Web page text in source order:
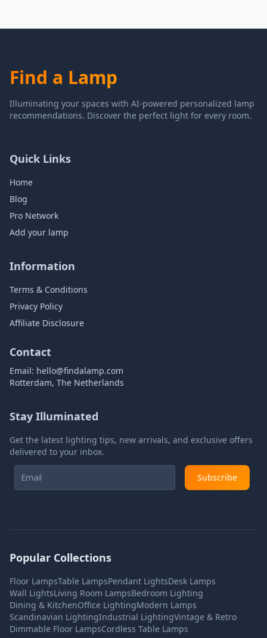
Find a Lamp
Illuminating your spaces with AI-powered personalized lamp
recommendations. Discover the perfect light for every room.
Quick Links
Home
Blog
Pro Network
Add your lamp
Information
Terms & Conditions
Privacy Policy
Affiliate Disclosure
Contact
Email: hello@findalamp.com
Rotterdam, The Netherlands
Stay Illuminated
Get the latest lighting tips, new arrivals, and exclusive offers
delivered to your inbox.
Subscribe
Popular Collections
Floor LampsTable LampsPendant LightsDesk Lamps
Wall LightsLiving Room LampsBedroom Lighting
Dining & KitchenOffice LightingModern Lamps
Scandinavian LightingIndustrial LightingVintage & Retro
Dimmable Floor LampsCordless Table Lamps